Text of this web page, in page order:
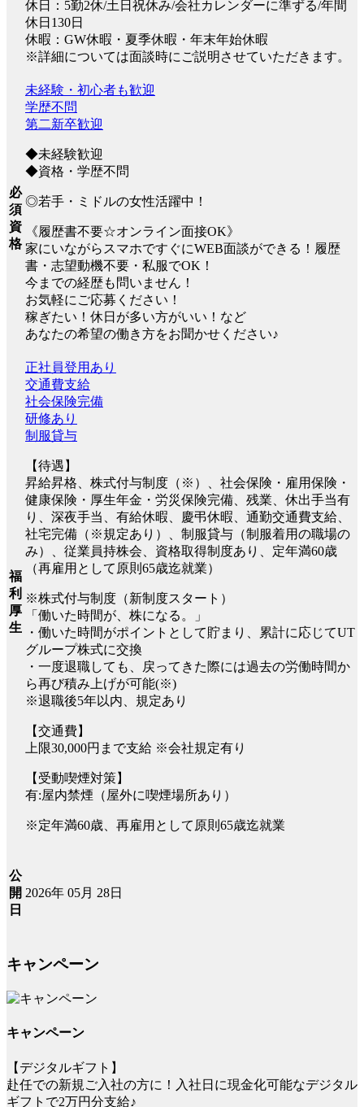
休日：5勤2休/土日祝休み/会社カレンダーに準ずる/年間
休日130日
休暇：GW休暇・夏季休暇・年末年始休暇
※詳細については面談時にご説明させていただきます。
必
須
資
格
未経験・初心者も歓迎
学歴不問
第二新卒歓迎
◆未経験歓迎
◆資格・学歴不問
◎若手・ミドルの女性活躍中！
《履歴書不要☆オンライン面接OK》
家にいながらスマホですぐにWEB面談ができる！履歴
書・志望動機不要・私服でOK！
今までの経歴も問いません！
お気軽にご応募ください！
稼ぎたい！休日が多い方がいい！など
あなたの希望の働き方をお聞かせください♪
福
利
厚
生
正社員登用あり
交通費支給
社会保険完備
研修あり
制服貸与
【待遇】
昇給昇格、株式付与制度（※）、社会保険・雇用保険・
健康保険・厚生年金・労災保険完備、残業、休出手当有
り、深夜手当、有給休暇、慶弔休暇、通勤交通費支給、
社宅完備（※規定あり）、制服貸与（制服着用の職場の
み）、従業員持株会、資格取得制度あり、定年満60歳
（再雇用として原則65歳迄就業）
※株式付与制度（新制度スタート）
「働いた時間が、株になる。」
・働いた時間がポイントとして貯まり、累計に応じてUT
グループ株式に交換
・一度退職しても、戻ってきた際には過去の労働時間か
ら再び積み上げが可能(※)
※退職後5年以内、規定あり
【交通費】
上限30,000円まで支給 ※会社規定有り
【受動喫煙対策】
有:屋内禁煙（屋外に喫煙場所あり）
※定年満60歳、再雇用として原則65歳迄就業
公
開
日
2026年 05月 28日
キャンペーン
キャンペーン
【デジタルギフト】
赴任での新規ご入社の方に！入社日に現金化可能なデジタル
ギフトで2万円分支給♪